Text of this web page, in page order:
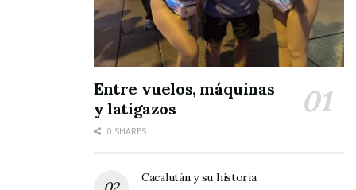
Entre vuelos, máquinas
y latigazos
0 SHARES
Cacalután y su historia